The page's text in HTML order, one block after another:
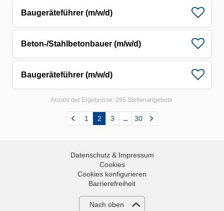
Baugeräteführer (m/w/d)
Beton-/Stahlbetonbauer (m/w/d)
Baugeräteführer (m/w/d)
Anzahl der Ergebnisse: 295 Stellenangebote
1 2 3 30
Datenschutz & Impressum
Cookies
Cookies konfigurieren
Barrierefreiheit
Nach oben